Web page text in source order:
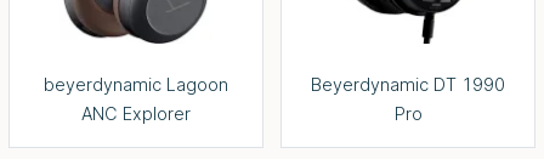
beyerdynamic Lagoon
ANC Explorer
Beyerdynamic DT 1990
Pro